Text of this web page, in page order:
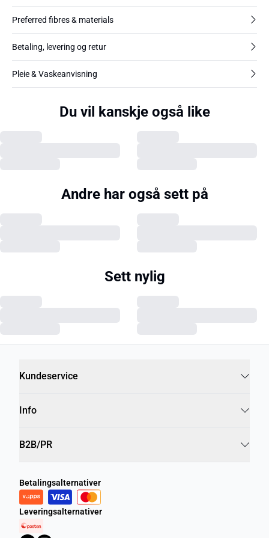
Preferred fibres & materials
Betaling, levering og retur
Pleie & Vaskeanvisning
Du vil kanskje også like
Andre har også sett på
Sett nylig
Kundeservice
Info
B2B/PR
Betalingsalternativer
Leveringsalternativer